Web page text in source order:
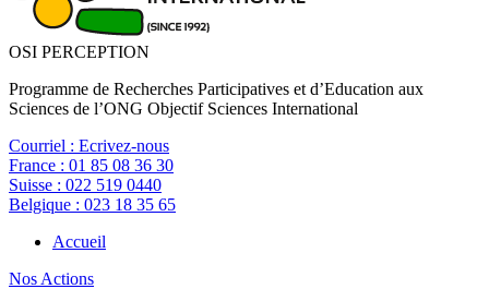
OSI PERCEPTION
Programme de Recherches Participatives et d’Education aux
Sciences de l’ONG Objectif Sciences International
Courriel : Ecrivez-nous
France : 01 85 08 36 30
Suisse : 022 519 0440
Belgique : 023 18 35 65
Accueil
Nos Actions